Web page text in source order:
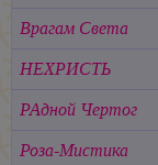
Врагам Света
НЕХРИСТЬ
РАдной Чертог
Роза-Мистика